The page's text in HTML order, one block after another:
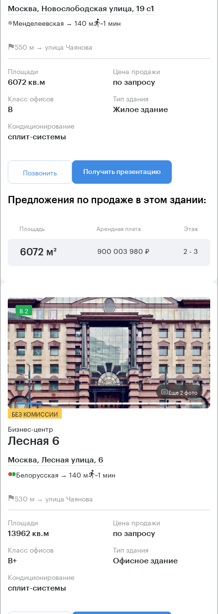
Москва, Новослободская улица, 19 с1
Менделеевская → 140 м ~1 мин
550 м → улица Чаянова
Площади
6072 кв.м
Цена продажи
по запросу
Класс офисов
B
Тип здания
Жилое здание
Кондиционирование
сплит-системы
Позвонить Получить презентацию
Предложения по продаже в этом здании:
Площадь Арендная плата Этаж
6072 м² 900 003 980 ₽ 2 - 3
8.2
Еще 2 фото
БЕЗ КОМИССИИ
Бизнес-центр
Лесная 6
Москва, Лесная улица, 6
Белорусская → 140 м ~1 мин
530 м → улица Чаянова
Площади
13962 кв.м
Цена продажи
по запросу
Класс офисов
B+
Тип здания
Офисное здание
Кондиционирование
сплит-системы